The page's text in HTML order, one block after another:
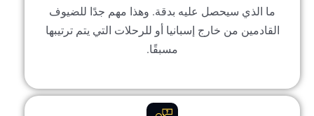
ما الذي سيحصل عليه بدقة. وهذا مهم جدًا للضيوف
القادمين من خارج إسبانيا أو للرحلات التي يتم ترتيبها
مسبقًا.